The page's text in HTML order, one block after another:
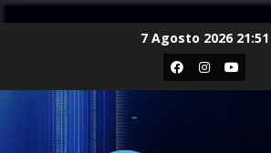
7 Agosto 2026 21:51
Facebook
Instagram
Youtube